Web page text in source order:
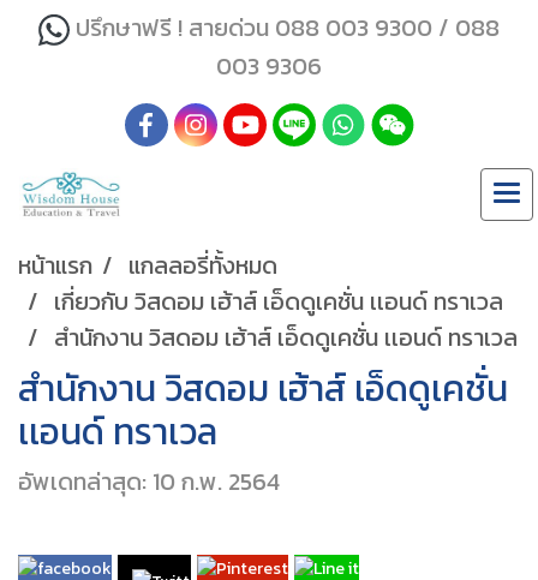
ปรึกษาฟรี ! สายด่วน 088 003 9300 / 088
003 9306
หน้าแรก
แกลลอรี่ทั้งหมด
เกี่ยวกับ วิสดอม เฮ้าส์ เอ็ดดูเคชั่น เเอนด์ ทราเวล
สำนักงาน วิสดอม เฮ้าส์ เอ็ดดูเคชั่น เเอนด์ ทราเวล
สำนักงาน วิสดอม เฮ้าส์ เอ็ดดูเคชั่น
เเอนด์ ทราเวล
อัพเดทล่าสุด: 10 ก.พ. 2564